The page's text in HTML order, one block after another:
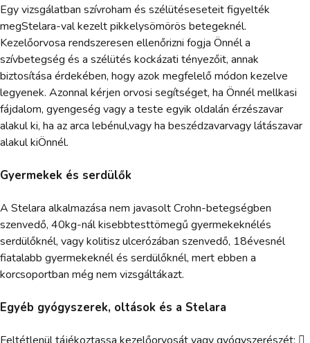
Egy vizsgálatban szívroham és szélütéseseteit figyelték
megStelara-val kezelt pikkelysömörös betegeknél.
Kezelőorvosa rendszeresen ellenőrizni fogja Önnél a
szívbetegség és a szélütés kockázati tényezőit, annak
biztosítása érdekében, hogy azok megfelelő módon kezelve
legyenek. Azonnal kérjen orvosi segítséget, ha Önnél mellkasi
fájdalom, gyengeség vagy a teste egyik oldalán érzészavar
alakul ki, ha az arca lebénul,vagy ha beszédzavarvagy látászavar
alakul kiÖnnél.
Gyermekek és serdülők
A Stelara alkalmazása nem javasolt Crohn-betegségben
szenvedő, 40kg-nál kisebbtesttömegű gyermekeknélés
serdülőknél, vagy kolitisz ulcerózában szenvedő, 18évesnél
fiatalabb gyermekeknél és serdülőknél, mert ebben a
korcsoportban még nem vizsgáltákazt.
Egyéb gyógyszerek, oltások és a Stelara